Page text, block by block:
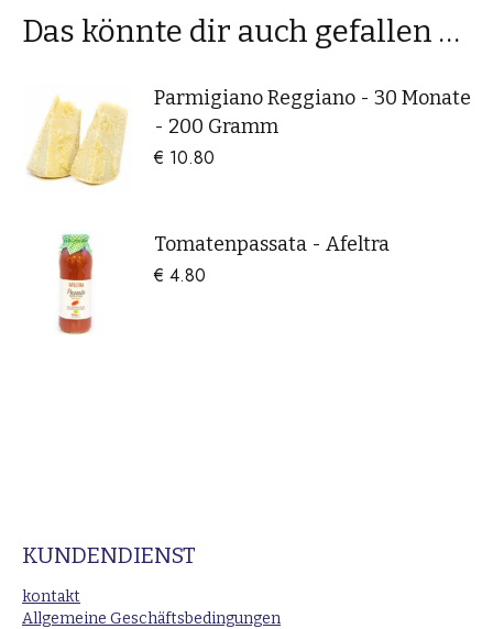
Das könnte dir auch gefallen …
Parmigiano Reggiano - 30 Monate
- 200 Gramm
€ 10.80
Tomatenpassata - Afeltra
€ 4.80
KUNDENDIENST
kontakt
Allgemeine Geschäftsbedingungen